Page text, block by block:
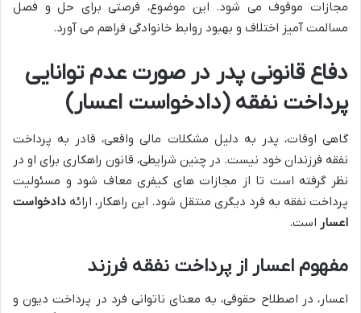
مجازات موقوف می شود. این موضوع، فرصتی برای حل و فصل
مسالمت آمیز اختلاف و بهبود روابط خانوادگی فراهم می آورد.
دفاع قانونی پدر در صورت عدم توانایی
پرداخت نفقه (دادخواست اعسار)
گاهی اوقات، پدر به دلیل مشکلات مالی واقعی، قادر به پرداخت
نفقه فرزندان خود نیست. در چنین شرایطی، قانون راهکاری برای او در
نظر گرفته است تا از مجازات های کیفری معاف شود و مسئولیت
پرداخت نفقه به فرد دیگری منتقل شود. این راهکار، ارائه دادخواست
اعسار است.
مفهوم اعسار از پرداخت نفقه فرزند
اعسار، در اصطلاح حقوقی، به معنای ناتوانی فرد در پرداخت دیون و